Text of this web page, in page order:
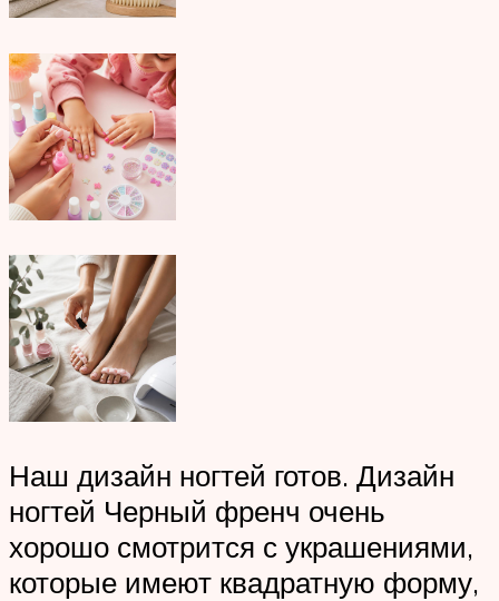
Наш дизайн ногтей готов. Дизайн
ногтей Черный френч очень
хорошо смотрится с украшениями,
которые имеют квадратную форму,